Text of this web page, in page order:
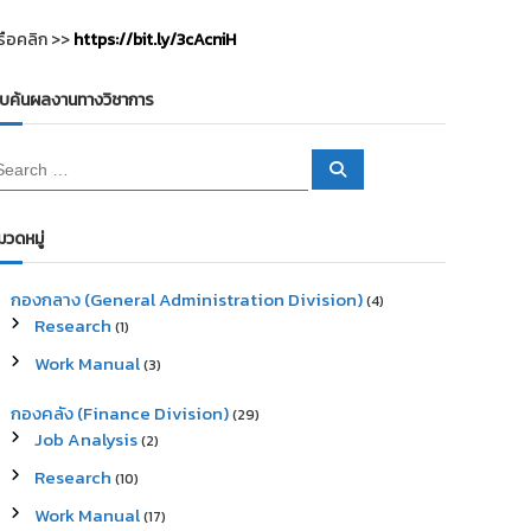
อคลิก >>https://bit.ly/3cAcniH
ค้นผลงานทางวิชาการ
S
วดหมู่
กองกลาง (General Administration Division)(4)
Research (1)
Work Manual(3)
กองคลัง (Finance Division)(29)
Job Analysis(2)
Research (10)
Work Manual(17)